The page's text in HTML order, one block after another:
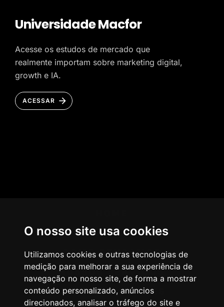
O nosso site usa cookies
Utilizamos cookies e outras tecnologias de
medição para melhorar a sua experiência de
navegação no nosso site, de forma a mostrar
conteúdo personalizado, anúncios
direcionados, analisar o tráfego do site e
Universidade Macfor
Acesse os estudos de mercado que
realmente importam sobre marketing digital,
growth e IA.
ACESSAR
AGÊNCIA
COMO PENSAMOS
NOSSOS SERVIÇOS
CASES & CLIENTES